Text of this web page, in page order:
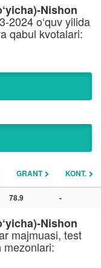
Nishon
2024 o‘quv yilida
qabul kvotalari:
GRANT KONT.
78.9 -
Nishon
majmuasi, test